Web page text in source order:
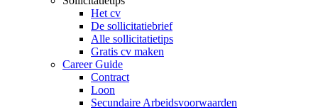
Het cv
De sollicitatiebrief
Alle sollicitatietips
Gratis cv maken
Career Guide
Contract
Loon
Secundaire Arbeidsvoorwaarden